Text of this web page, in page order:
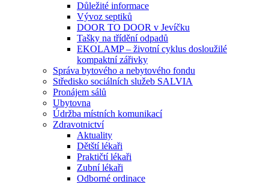
Důležité informace
Vývoz septiků
DOOR TO DOOR v Jevíčku
Tašky na třídění odpadů
EKOLAMP – životní cyklus dosloužilé
kompaktní zářivky
Správa bytového a nebytového fondu
Středisko sociálních služeb SALVIA
Pronájem sálů
Ubytovna
Údržba místních komunikací
Zdravotnictví
Aktuality
Dětští lékaři
Praktičtí lékaři
Zubní lékaři
Odborné ordinace